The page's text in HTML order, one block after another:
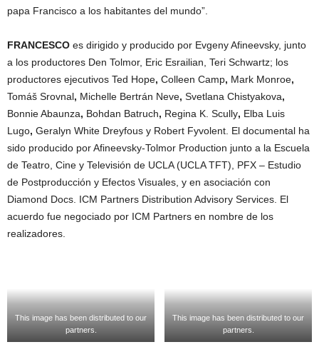
papa Francisco a los habitantes del mundo”.
FRANCESCO es dirigido y producido por Evgeny Afineevsky, junto
a los productores Den Tolmor, Eric Esrailian, Teri Schwartz; los
productores ejecutivos Ted Hope, Colleen Camp, Mark Monroe,
Tomáš Srovnal, Michelle Bertrán Neve, Svetlana Chistyakova,
Bonnie Abaunza, Bohdan Batruch, Regina K. Scully, Elba Luis
Lugo, Geralyn White Dreyfous y Robert Fyvolent. El documental ha
sido producido por Afineevsky-Tolmor Production junto a la Escuela
de Teatro, Cine y Televisión de UCLA (UCLA TFT), PFX – Estudio
de Postproducción y Efectos Visuales, y en asociación con
Diamond Docs. ICM Partners Distribution Advisory Services. El
acuerdo fue negociado por ICM Partners en nombre de los
realizadores.
This image has been distributed to our
partners.
This image has been distributed to our
partners.